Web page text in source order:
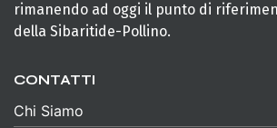
rimanendo ad oggi il punto di
della Sibaritide-Pollino.
CONTATTI
Chi Siamo